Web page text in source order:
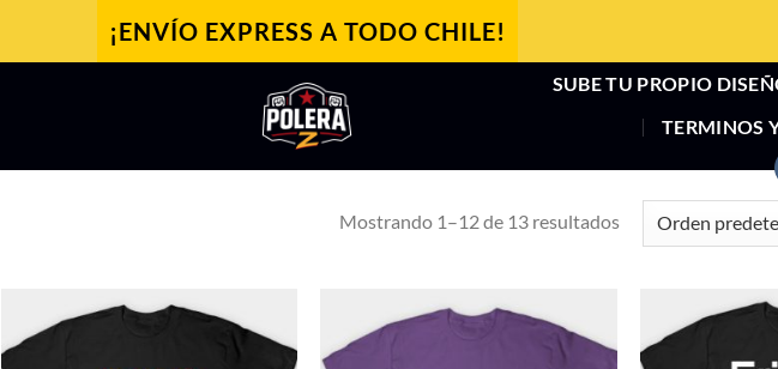
¡ENVÍO EXPRESS A TODO CHILE!
SUBE TU PROPIO
TERMINOS
Mostrando 1–12 de 13 resultados